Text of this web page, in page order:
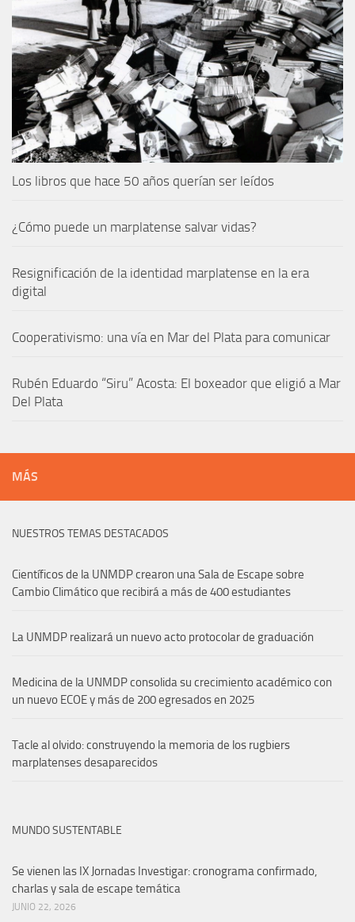
Los libros que hace 50 años querían ser leídos
¿Cómo puede un marplatense salvar vidas?
Resignificación de la identidad marplatense en la era
digital
Cooperativismo: una vía en Mar del Plata para comunicar
Rubén Eduardo “Siru” Acosta: El boxeador que eligió a Mar
Del Plata
MÁS
NUESTROS TEMAS DESTACADOS
Científicos de la UNMDP crearon una Sala de Escape sobre
Cambio Climático que recibirá a más de 400 estudiantes
La UNMDP realizará un nuevo acto protocolar de graduación
Medicina de la UNMDP consolida su crecimiento académico con
un nuevo ECOE y más de 200 egresados en 2025
Tacle al olvido: construyendo la memoria de los rugbiers
marplatenses desaparecidos
MUNDO SUSTENTABLE
Se vienen las IX Jornadas Investigar: cronograma confirmado,
charlas y sala de escape temática
JUNIO 22, 2026